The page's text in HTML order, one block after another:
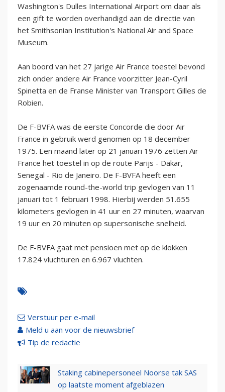
Washington's Dulles International Airport om daar als
een gift te worden overhandigd aan de directie van
het Smithsonian Institution's National Air and Space
Museum.
Aan boord van het 27 jarige Air France toestel bevond
zich onder andere Air France voorzitter Jean-Cyril
Spinetta en de Franse Minister van Transport Gilles de
Robien.
De F-BVFA was de eerste Concorde die door Air
France in gebruik werd genomen op 18 december
1975. Een maand later op 21 januari 1976 zetten Air
France het toestel in op de route Parijs - Dakar,
Senegal - Rio de Janeiro. De F-BVFA heeft een
zogenaamde round-the-world trip gevlogen van 11
januari tot 1 februari 1998. Hierbij werden 51.655
kilometers gevlogen in 41 uur en 27 minuten, waarvan
19 uur en 20 minuten op supersonische snelheid.
De F-BVFA gaat met pensioen met op de klokken
17.824 vluchturen en 6.967 vluchten.
Verstuur per e-mail
Meld u aan voor de nieuwsbrief
Tip de redactie
Staking cabinepersoneel Noorse tak SAS
op laatste moment afgeblazen